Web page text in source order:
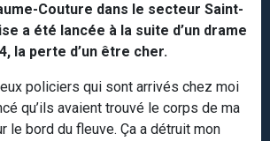
Couture dans le secteur Saint-
a été lancée à la suite d’un drame
la perte d’un être cher.
policiers qui sont arrivés chez moi
qu’ils avaient trouvé le corps de ma
le bord du fleuve. Ça a détruit mon